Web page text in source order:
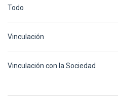
Todo
Vinculación
Vinculación con la Sociedad